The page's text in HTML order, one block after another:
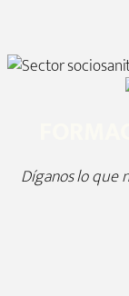
Díganos lo que